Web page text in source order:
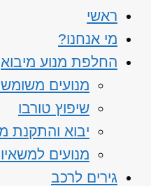
ראשי
מי אנחנו?
החלפת מנוע מיבוא
מנועים
שיפוץ טורבו
יבוא והתקנת
מנועים
גירים לרכב